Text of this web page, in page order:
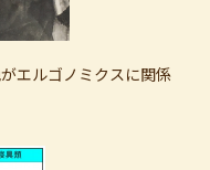
エルゴノミクスに関係